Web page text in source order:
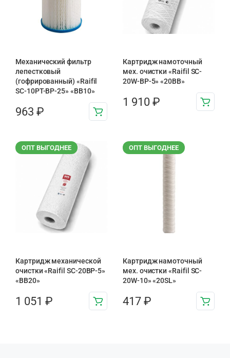
Механический фильтр
лепестковый
(гофрированный) «Raifil
SC-10PT-ВР-25» «BB10»
963 ₽
Картридж намоточный
мех. очистки «Raifil SC-
20W-BP-5» «20BB»
1 910 ₽
ОПТ ВЫГОДНЕЕ
Картридж механической
очистки «Raifil SC-20BP-5»
«BB20»
1 051 ₽
ОПТ ВЫГОДНЕЕ
Картридж намоточный
мех. очистки «Raifil SC-
20W-10» «20SL»
417 ₽